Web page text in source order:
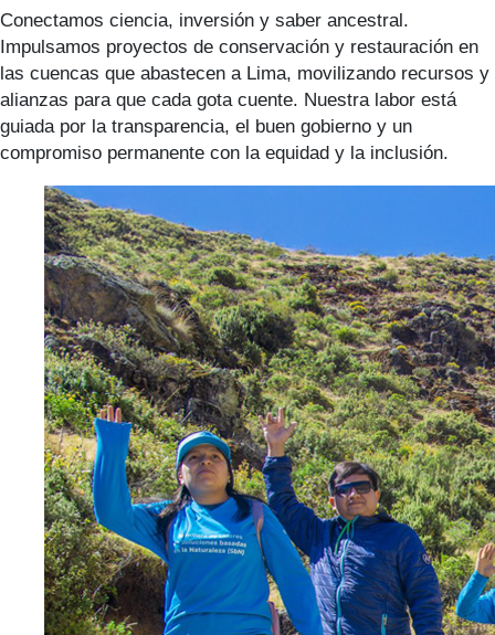
Conectamos ciencia, inversión y saber ancestral.
Impulsamos proyectos de conservación y restauración en
las cuencas que abastecen a Lima, movilizando recursos y
alianzas para que cada gota cuente. Nuestra labor está
guiada por la transparencia, el buen gobierno y un
compromiso permanente con la equidad y la inclusión.